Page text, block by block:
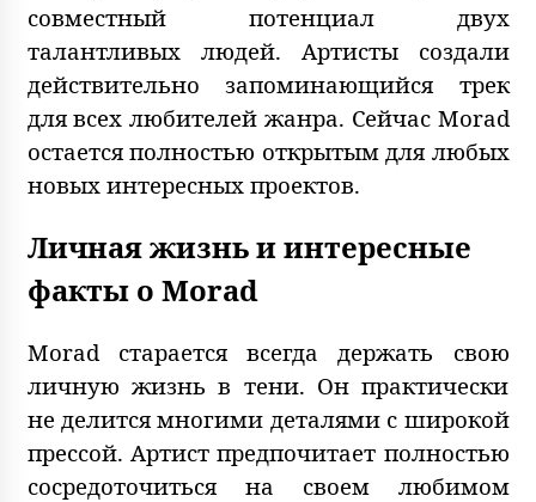
совместный потенциал двух
талантливых людей. Артисты создали
действительно запоминающийся трек
для всех любителей жанра. Сейчас Morad
остается полностью открытым для любых
новых интересных проектов.
Личная жизнь и интересные
факты о Morad
Morad старается всегда держать свою
личную жизнь в тени. Он практически
не делится многими деталями с широкой
прессой. Артист предпочитает полностью
сосредоточиться на своем любимом